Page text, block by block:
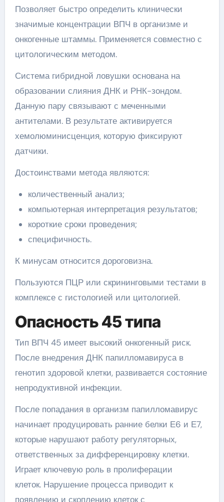
Позволяет быстро определить клинически
значимые концентрации ВПЧ в организме и
онкогенные штаммы. Применяется совместно с
цитологическим методом.
Система гибридной ловушки основана на
образовании слияния ДНК и РНК-зондом.
Данную пару связывают с меченными
антителами. В результате активируется
хемолюминисценция, которую фиксируют
датчики.
Достоинствами метода являются:
количественный анализ;
компьютерная интерпретация результатов;
короткие сроки проведения;
специфичность.
К минусам относится дороговизна.
Пользуются ПЦР или скрининговыми тестами в
комплексе с гистологией или цитологией.
Опасность 45 типа
Тип ВПЧ 45 имеет высокий онкогенный риск.
После внедрения ДНК папилломавируса в
генотип здоровой клетки, развивается состояние
непродуктивной инфекции.
После попадания в организм папилломавирус
начинает продуцировать ранние белки Е6 и Е7,
которые нарушают работу регуляторных,
ответственных за дифференцировку клетки.
Играет ключевую роль в пролиферации
клеток. Нарушение процесса приводит к
появлению и скоплению клеток с